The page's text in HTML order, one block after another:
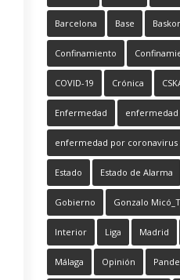
Barcelona Base
Confinamiento
COVID-19 Crónica
Enfermedad
enfermedad por coronavirus
Estado Estado de Alarma
Gobierno Gonzalo
Interior Liga Madrid
Málaga Opinión